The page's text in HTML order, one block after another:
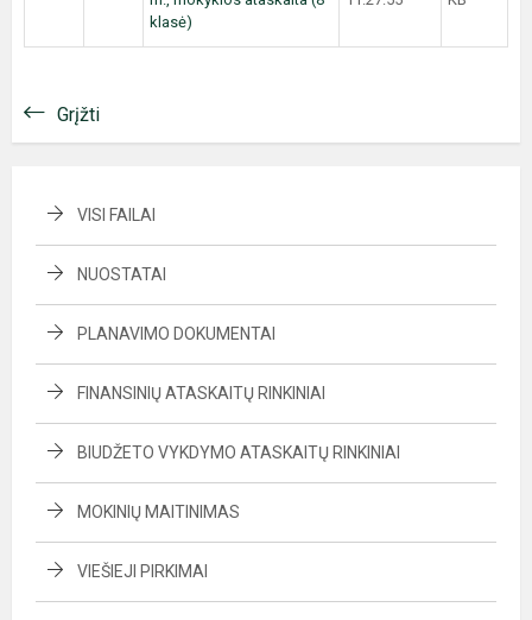
klasė)
Grįžti
VISI FAILAI
NUOSTATAI
PLANAVIMO DOKUMENTAI
FINANSINIŲ ATASKAITŲ RINKINIAI
BIUDŽETO VYKDYMO ATASKAITŲ RINKINIAI
MOKINIŲ MAITINIMAS
VIEŠIEJI PIRKIMAI